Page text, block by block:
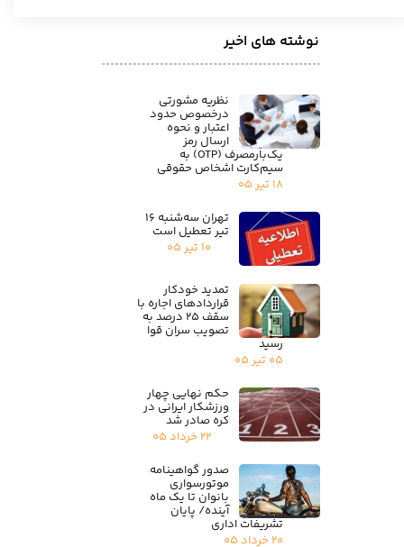
نوشته های اخیر
نظریه مشورتی
درخصوص حدود
اعتبار و نحوه
ارسال رمز
یک‌بارمصرف (OTP) به
سیم‌کارت اشخاص حقوقی
۱۸ تیر ۰۵
تهران سه‌شنبه ۱۶
تیر تعطیل است
۱۰ تیر ۰۵
تمدید خودکار
قراردادهای اجاره با
سقف ۲۵ درصد به
تصویب سران قوا
رسید
۰۵ تیر ۰۵
حکم نهایی چهار
ورزشکار ایرانی در
کره صادر شد
۲۲ خرداد ۰۵
صدور گواهینامه
موتورسواری
بانوان تا یک ماه
آینده/ پایان
تشریفات اداری
۲۰ خرداد ۰۵